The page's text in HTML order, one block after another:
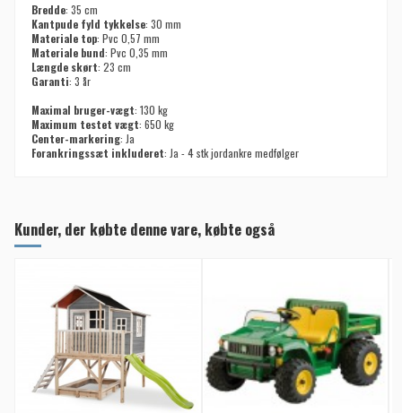
Bredde: 35 cm
Kantpude fyld tykkelse: 30 mm
Materiale top: Pvc 0,57 mm
Materiale bund: Pvc 0,35 mm
Længde skørt: 23 cm
Garanti: 3 år
Maximal bruger-vægt: 130 kg
Maximum testet vægt: 650 kg
Center-markering: Ja
Forankringssæt inkluderet: Ja - 4 stk jordankre medfølger
Kunder, der købte denne vare, købte også